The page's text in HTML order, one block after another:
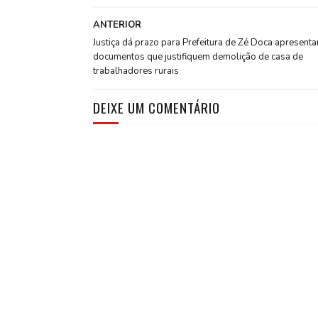
ANTERIOR
Justiça dá prazo para Prefeitura de Zé Doca
documentos que justifiquem demolição de casa de
trabalhadores rurais
DEIXE UM COMENTÁRIO